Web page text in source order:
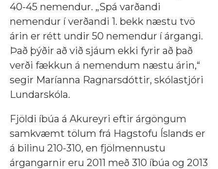
40-45 nemendur. „Spá varðandi
nemendur í verðandi 1. bekk næstu tvö
árin er rétt undir 50 nemendur í árgangi.
Það þýðir að við sjáum ekki fyrir að það
verði fækkun á nemendum næstu árin,“
segir Maríanna Ragnarsdóttir, skólastjóri
Lundarskóla.
Fjöldi íbúa á Akureyri eftir árgöngum
samkvæmt tölum frá Hagstofu Íslands er
á bilinu 210-310, en fjölmennustu
árgangarnir eru 2011 með 310 íbúa og 2013